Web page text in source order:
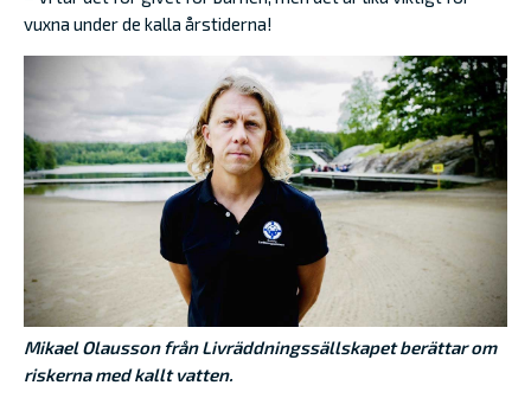
vuxna under de kalla årstiderna!
Mikael Olausson från Livräddningssällskapet berättar om
riskerna med kallt vatten.